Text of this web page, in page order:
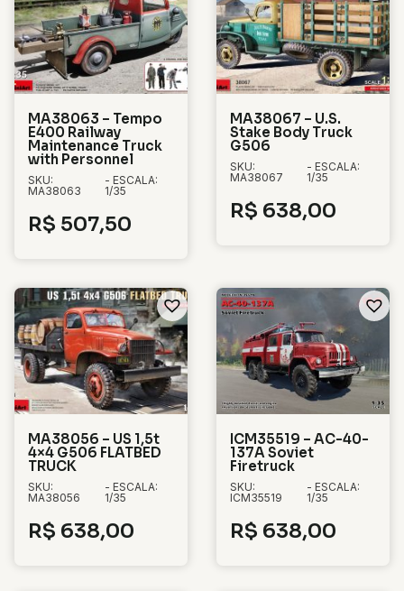
MA38063 – Tempo
E400 Railway
Maintenance Truck
with Personnel
SKU:
MA38063
- ESCALA:
1/35
R$ 507,50
MA38067 – U.S.
Stake Body Truck
G506
SKU:
MA38067
- ESCALA:
1/35
R$ 638,00
MA38056 – US 1,5t
4×4 G506 FLATBED
TRUCK
SKU:
MA38056
- ESCALA:
1/35
R$ 638,00
ICM35519 – AC-40-
137A Soviet
Firetruck
SKU:
ICM35519
- ESCALA:
1/35
R$ 638,00